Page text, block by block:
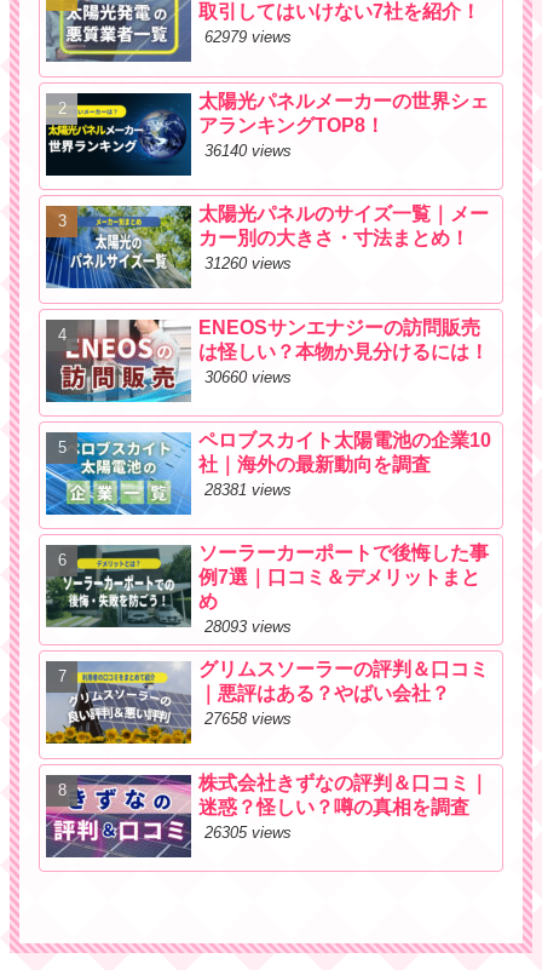
取引してはいけない7社を紹介！
62979 views
太陽光パネルメーカーの世界シェ
アランキングTOP8！
36140 views
太陽光パネルのサイズ一覧｜メー
カー別の大きさ・寸法まとめ！
31260 views
ENEOSサンエナジーの訪問販売
は怪しい？本物か見分けるには！
30660 views
ペロブスカイト太陽電池の企業10
社｜海外の最新動向を調査
28381 views
ソーラーカーポートで後悔した事
例7選｜口コミ＆デメリットまと
め
28093 views
グリムスソーラーの評判＆口コミ
｜悪評はある？やばい会社？
27658 views
株式会社きずなの評判＆口コミ｜
迷惑？怪しい？噂の真相を調査
26305 views